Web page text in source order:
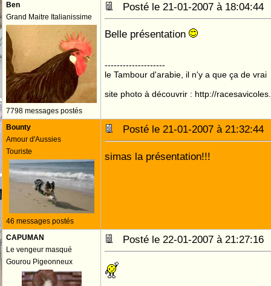
Ben
Grand Maitre Italianissime
7798 messages postés
Posté le 21-01-2007 à
Belle présentation
--------------------
le Tambour d'arabie, il n'y a que ça de vrai
site photo à découvrir : http://
Bounty
Amour d'Aussies
Touriste
46 messages postés
Posté le 21-01-2007 à
simas la présentation!!!
CAPUMAN
Le vengeur masqué
Gourou Pigeonneux
Posté le 22-01-2007 à